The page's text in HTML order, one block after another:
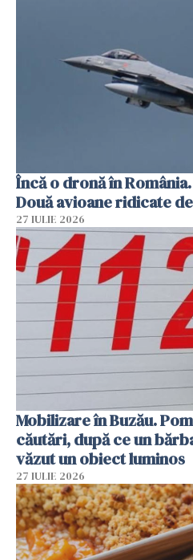
Încă o dronă în
Două avioane ridicate
27 IULIE 2026
Mobilizare în Buzău.
căutări, după ce un
văzut un obiect luminos
27 IULIE 2026